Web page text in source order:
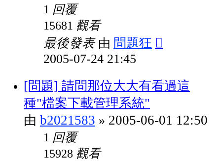
1 回覆
15681 觀看
最後發表 由 問題狂
2005-07-24 21:45
[問題] 請問那位大大有看過這
種"檔案下載管理系統"
由 b2021583 » 2005-06-01 12:50
1 回覆
15928 觀看